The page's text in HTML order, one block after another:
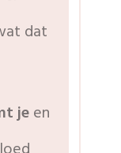
dat
jeen